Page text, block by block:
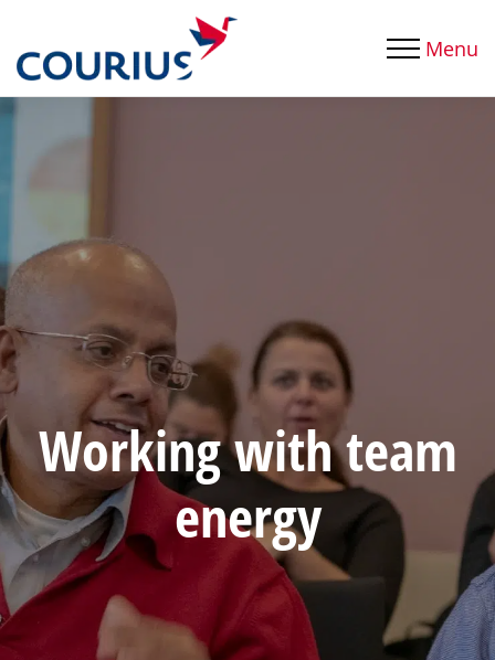
Menu
Working with team
energy